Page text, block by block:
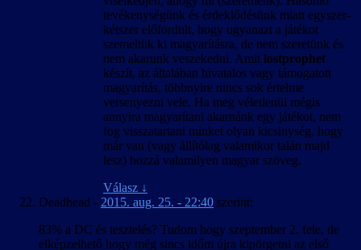
tevékenységünk és érdeklődésünk miatt egyszer-
kétszer előfordult, hogy ugyanazt a játékot
szemeltük ki magyarításra, de nem szeretünk és
nem akarunk veszekedni. Amit lostprophet
készít, az általában hivatalos vagy támogatott
magyarítás, többnyire nincs sok értelme
versenyezni vele. Ha meg véletlenül mégis
annyira magyarítani akarnánk egy játékot, nem
fog visszatartani minket olyan kicsinység, hogy
már van (vagy állítólag valamikor talán majd
lesz) hozzá valamilyen magyar szöveg.
Válasz ↓
Deadhead - 2015. aug. 25. - 22:40 szerint:
83% a DC és tesztelés? Tudom hogy szeptember 2. fele, de
elképzelhető hogy még sincs időm újra kipörgetni az első